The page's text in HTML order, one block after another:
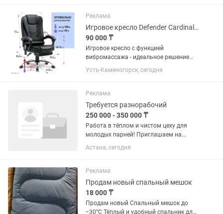
официальное составление договора•...
Реклама
Игровое кресло Defender Cardinal 64315, черный с Массажем
90 000 ₸
Игровое кресло с функцией
вибромассажа - идеальное решение
для тех, кто хочет получить максимум
комфорта и релаксации во время игры.
комфортности поможет расслабить...
Усть-Каменогорск, сегодня
Реклама
Требуется разнорабочий
250 000 - 350 000 ₸
Работа в тёплом и чистом цеху для
молодых парней! Приглашаем на
стабильную работу в дружный
коллектив. У нас есть душ, стиральная
Астана, сегодня
Реклама
Продам новый спальный мешок
18 000 ₸
Продам новый Спальный мешок до
−30°C Тёплый и удобный спальник для